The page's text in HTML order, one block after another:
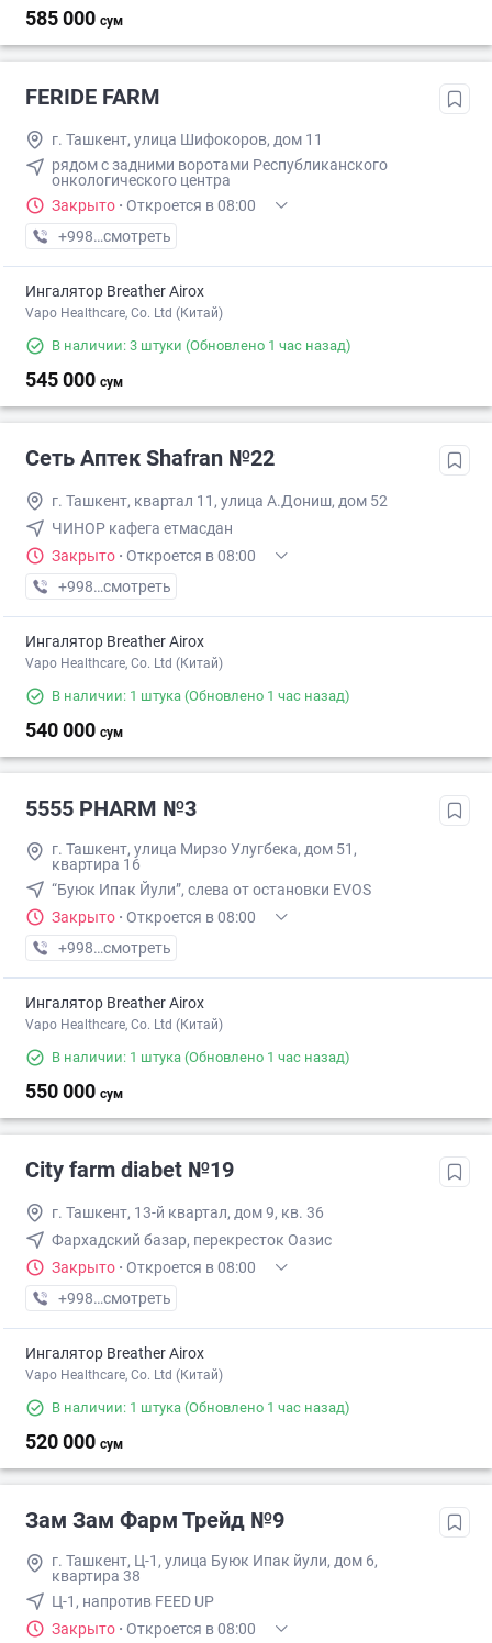
585 000 сум
FERIDE FARM
г. Ташкент, улица Шифокоров, дом 11
рядом с задними воротами Республиканского
онкологического центра
Закрыто · Откроется в 08:00
+998 (77) XXX-XX-XX
смотреть
Ингалятор Breather Airox
Vapo Healthcare, Co. Ltd (Китай)
В наличии: 3 штуки (Обновлено 1 час назад)
545 000 сум
Сеть Аптек Shafran №22
г. Ташкент, квартал 11, улица А.Дониш, дом 52
ЧИНОР кафега етмасдан
Закрыто · Откроется в 08:00
+998 (99) XXX-XX-XX
смотреть
Ингалятор Breather Airox
Vapo Healthcare, Co. Ltd (Китай)
В наличии: 1 штука (Обновлено 1 час назад)
540 000 сум
5555 PHARM №3
г. Ташкент, улица Мирзо Улугбека, дом 51,
квартира 16
“Буюк Ипак Йули”, слева от остановки EVOS
Закрыто · Откроется в 08:00
+998 (55) XXX-XX-XX
смотреть
Ингалятор Breather Airox
Vapo Healthcare, Co. Ltd (Китай)
В наличии: 1 штука (Обновлено 1 час назад)
550 000 сум
City farm diabet №19
г. Ташкент, 13-й квартал, дом 9, кв. 36
Фархадский базар, перекресток Оазис
Закрыто · Откроется в 08:00
+998 (95) XXX-XX-XX
смотреть
Ингалятор Breather Airox
Vapo Healthcare, Co. Ltd (Китай)
В наличии: 1 штука (Обновлено 1 час назад)
520 000 сум
Зам Зам Фарм Трейд №9
г. Ташкент, Ц-1, улица Буюк Ипак йули, дом 6,
квартира 38
Ц-1, напротив FEED UP
Закрыто · Откроется в 08:00